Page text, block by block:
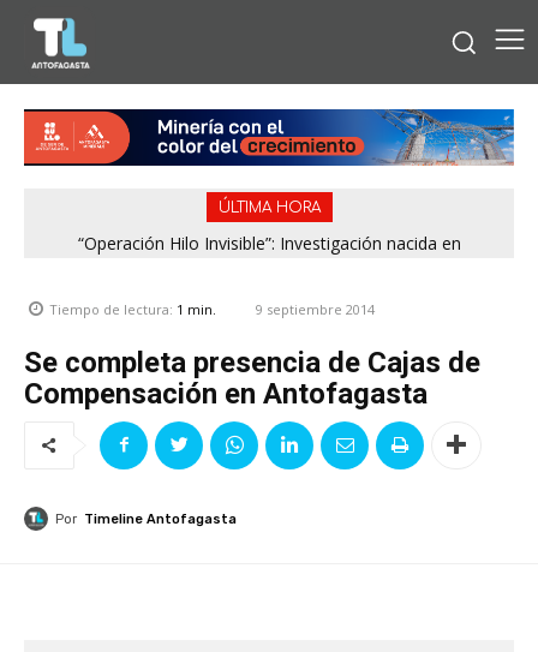
ÚLTIMA HORA
“Operación Hilo Invisible”: Investigación nacida en
Tiempo de lectura: 1 min. 9 septiembre 2014
Se completa presencia de Cajas de
Compensación en Antofagasta
Por Timeline Antofagasta